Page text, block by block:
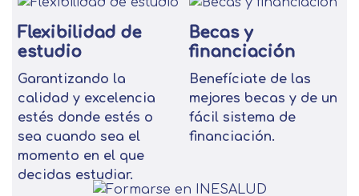
Flexibilidad de
estudio
Garantizando la
calidad y excelencia
estés donde estés o
sea cuando sea el
momento en el que
decidas estudiar.
Becas y
financiación
Benefíciate de las
mejores becas y de un
fácil sistema de
financiación.